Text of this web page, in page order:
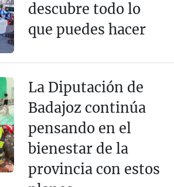
descubre todo lo
que puedes hacer
La Diputación de
Badajoz continúa
pensando en el
bienestar de la
provincia con estos